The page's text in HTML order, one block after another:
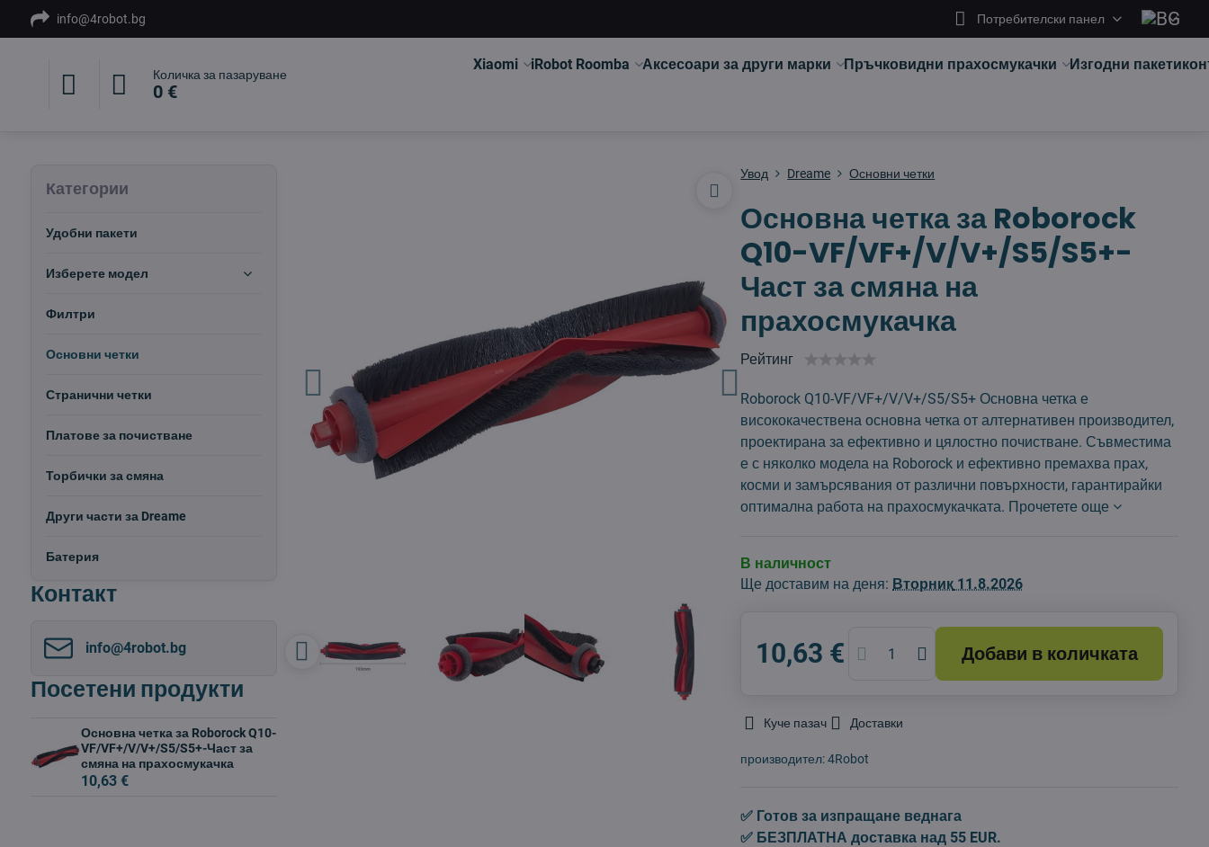
info@4robot.bg Потребителски панел
Количка за пазаруване
0 €
Xiaomi iRobot Roomba Аксесоари за други марки Пръчковидни прахосмукачки Изгодни пакети
Увод Dreame Основни четки
Основна четка за Roborock
Q10-VF/VF+/V/V+/S5/S5+-
Част за смяна на
прахосмукачка
Рейтинг
Roborock Q10-VF/VF+/V/V+/S5/S5+ Основна четка е
висококачествена основна четка от алтернативен производител,
проектирана за ефективно и цялостно почистване. Съвместима
е с няколко модела на Roborock и ефективно премахва прах,
косми и замърсявания от различни повърхности, гарантирайки
оптимална работа на прахосмукачката. Прочетете още
В наличност
Ще доставим на деня: Вторник 11.8.2026
10,63 € Добави в количката
Куче пазач Доставки
производител:4Robot
✅ Готов за изпращане веднага
✅ БЕЗПЛАТНА доставка над 55 EUR.
Категории
Удобни пакети
Изберете модел
Филтри
Основни четки
Странични четки
Платове за почистване
Торбички за смяна
Други части за Dreame
Батерия
Контакт
info​@4robot​.bg
Посетени продукти
Основна четка за Roborock Q10-
VF/VF+/V/V+/S5/S5+-Част за
смяна на прахосмукачка
10,63 €